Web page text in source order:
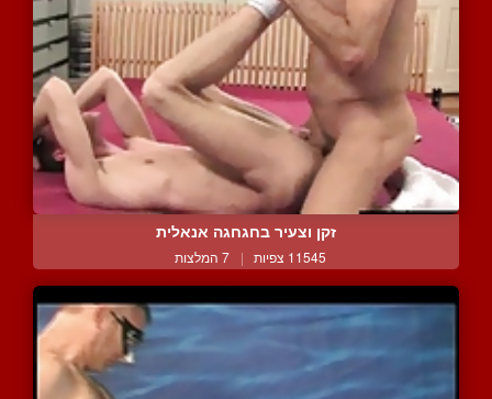
זקן וצעיר בחגחגה אנאלית
11545 צפיות | 7 המלצות